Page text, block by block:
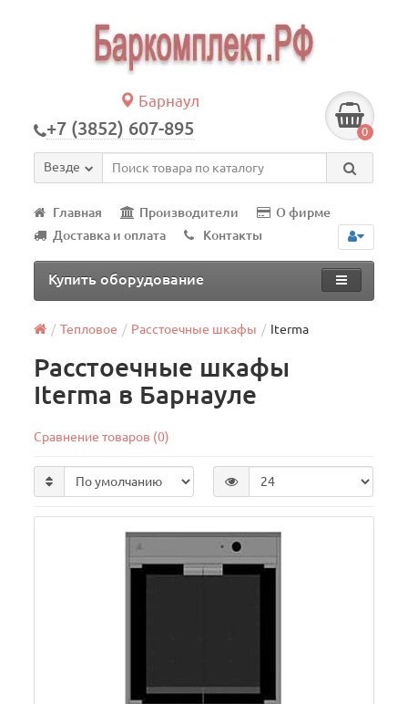
Барнаул
+7 (3852) 607-895 0
Везде
Главная Производители
О фирме
Доставка и оплата
Контакты
Купить оборудование
Тепловое Расстоечные шкафы Iterma
Расстоечные шкафы
Iterma в Барнауле
Сравнение товаров (0)